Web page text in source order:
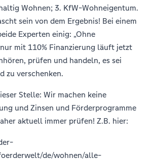
Wohnen; 3. KfW-Wohneigentum.
sein von dem Ergebnis! Bei einem
Experten einig: „Ohne
mit 110% Finanzierung läuft jetzt
prüfen und handeln, es sei
zu verschenken.
Stelle: Wir machen keine
und Zinsen und Förderprogramme
aktuell immer prüfen! Z.B. hier:
de/wohnen/alle-